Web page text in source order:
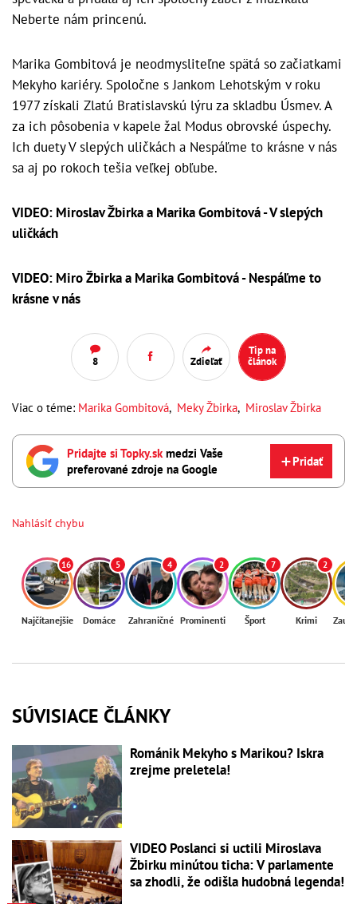
Neberte nám princenú.
Marika Gombitová je neodmysliteľne spätá so začiatkami
Mekyho kariéry. Spoločne s Jankom Lehotským v roku
1977 získali Zlatú Bratislavskú lýru za skladbu Úsmev. A
za ich pôsobenia v kapele žal Modus obrovské úspechy.
Ich duety V slepých uličkách a Nespáľme to krásne v nás
sa aj po rokoch tešia veľkej obľube.
VIDEO: Miroslav Žbirka a Marika Gombitová - V slepých
uličkách
VIDEO: Miro Žbirka a Marika Gombitová - Nespáľme to
krásne v nás
8 Zdieľať
Tip na
článok
Viac o téme: Marika Gombitová, Meky Žbirka, Miroslav Žbirka
Pridajte si Topky.sk medzi Vaše
preferované zdroje na Google
Pridať
Nahlásiť chybu
16
Najčítanejšie
5
Domáce
4
Zahraničné
2
Prominenti
7
Šport
2
Krimi
SÚVISIACE ČLÁNKY
Románik Mekyho s Marikou? Iskra
zrejme preletela!
VIDEO Poslanci si uctili Miroslava
Žbirku minútou ticha: V parlamente
sa zhodli, že odišla hudobná legenda!